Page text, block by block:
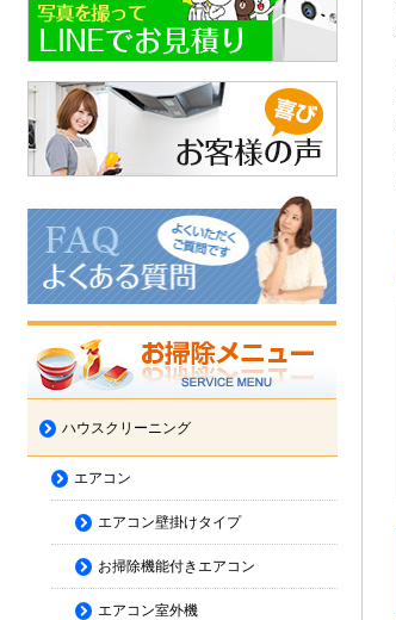
ハウスクリーニング
エアコン
エアコン壁掛けタイプ
お掃除機能付きエアコン
エアコン室外機